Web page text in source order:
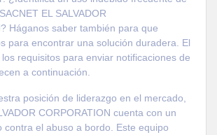
EL SALVADOR
Háganos saber también para que
para encontrar una solución duradera. El
requisitos para enviar notificaciones de
a continuación.
posición de liderazgo en el mercado,
CORPORATION cuenta con un
contra el abuso a bordo. Este equipo